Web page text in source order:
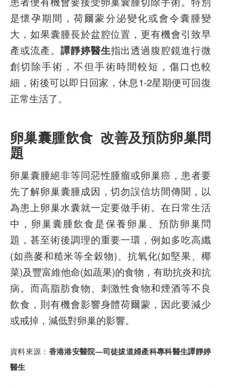
是懷孕期間，荷爾蒙分泌變化或會令囊腫變
大，如果囊腫長於盆腔位置，更有機會引致早
產或流產。 譚靜婷醫生指出透過腹腔鏡進行微
創切除手術，不但手術時間較短，傷口也較
細，術後可以即日回家，休息1-2星期便可回復
正常生活了。
卵巢囊腫飲食 改善及預防卵巢問
題
卵巢囊腫絕非等同惡性腫瘤或卵巢癌，患者要
先了解卵巢囊腫成因，切勿誤信坊間傳聞，以
為患上卵巢水囊就一定要做手術。在日常生活
中，卵巢囊腫飲食是保養卵巢、預防卵巢問
題，甚至術後調理的重要一環，例如多吃高纖
(如燕麥和糙米等全穀物)、抗氧化(如堅果、椰
菜)及豐富維他命(如蔬果)的食物，有助抗炎和抗
病。而高脂肪食物、刺激性食物和煙酒等不良
飲食，則有機會影響身體荷爾蒙，因此要減少
或戒掉，減低對卵巢的影響。
資料來源： 香港港安醫院—司徒拔道婦產科專科醫生譚靜婷
醫生